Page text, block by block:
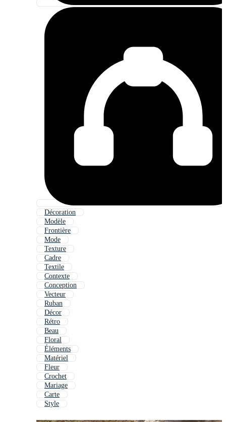
Décoration
Modèle
Frontière
Mode
Texture
Cadre
Textile
Contexte
Conception
Vecteur
Ruban
Décor
Rétro
Beau
Floral
Éléments
Matériel
Fleur
Crochet
Mariage
Carte
Style